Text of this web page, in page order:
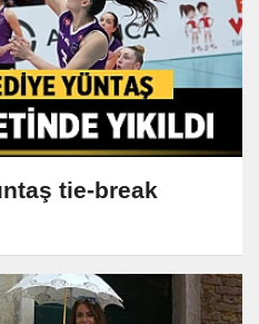
tie-break